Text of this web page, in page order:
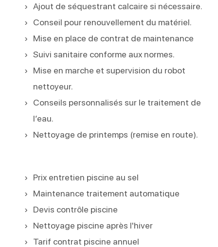
Ajout de séquestrant calcaire si nécessaire.
Conseil pour renouvellement du matériel.
Mise en place de contrat de maintenance
Suivi sanitaire conforme aux normes.
Mise en marche et supervision du robot
nettoyeur.
Conseils personnalisés sur le traitement de
l’eau.
Nettoyage de printemps (remise en route).
Prix entretien piscine au sel
Maintenance traitement automatique
Devis contrôle piscine
Nettoyage piscine après l'hiver
Tarif contrat piscine annuel